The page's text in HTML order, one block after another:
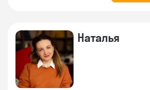
Наталья